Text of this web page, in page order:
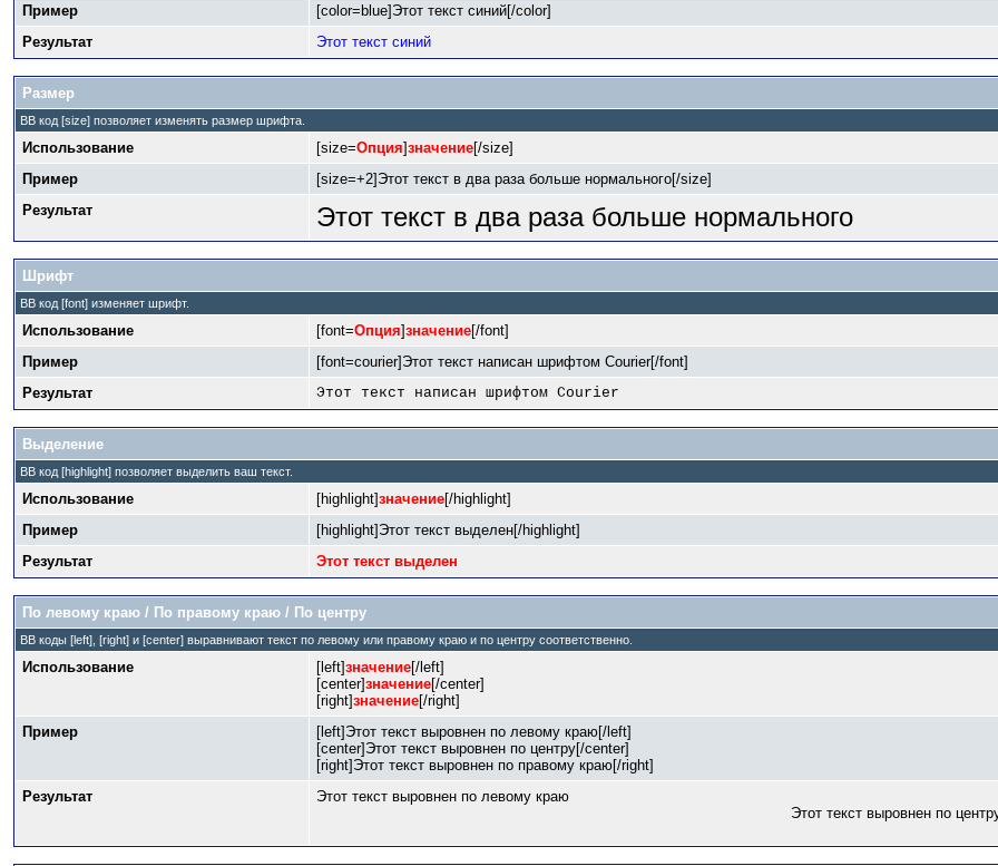
Пример
[color=blue]Этот текст синий[/color]
Результат
Этот текст синий
Размер
BB код [size] позволяет изменять размер шрифта.
Использование [size=Опция]значение[/size]
Пример
[size=+2]Этот текст в два раза больше нормального[/size]
Результат
Этот текст в два раза больше нормального
Шрифт
BB код [font] изменяет шрифт.
Использование [font=Опция]значение[/font]
Пример
[font=courier]Этот текст написан шрифтом Courier[/font]
Результат
Этот текст написан шрифтом Courier
Выделение
BB код [highlight] позволяет выделить ваш текст.
Использование [highlight]значение[/highlight]
Пример
[highlight]Этот текст выделен[/highlight]
Результат
Этот текст выделен
По левому краю / По правому краю / По центру
BB коды [left], [right] и [center] выравнивают текст по левому или правому краю и по центру соответственно.
Использование [left]значение[/left]
[center]значение[/center]
[right]значение[/right]
Пример
[left]Этот текст выровнен по левому краю[/left]
[center]Этот текст выровнен по центру[/center]
[right]Этот текст выровнен по правому краю[/right]
Результат
Этот текст выровнен по левому краю
Этот текст выровнен по